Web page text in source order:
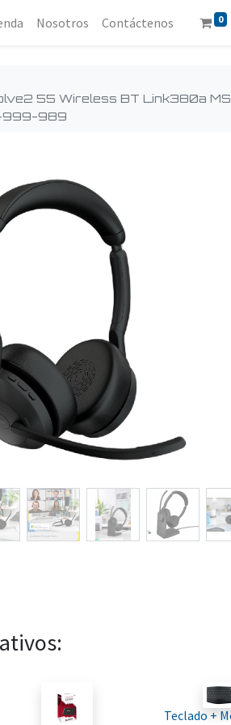
Nosotros Contáctenos 0
55 Wireless BT Link380a MS
999-989